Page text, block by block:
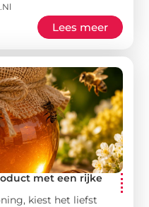
Lees meer
met een rijke
kiest het liefst